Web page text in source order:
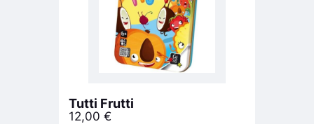
Tutti Frutti
12,00 €